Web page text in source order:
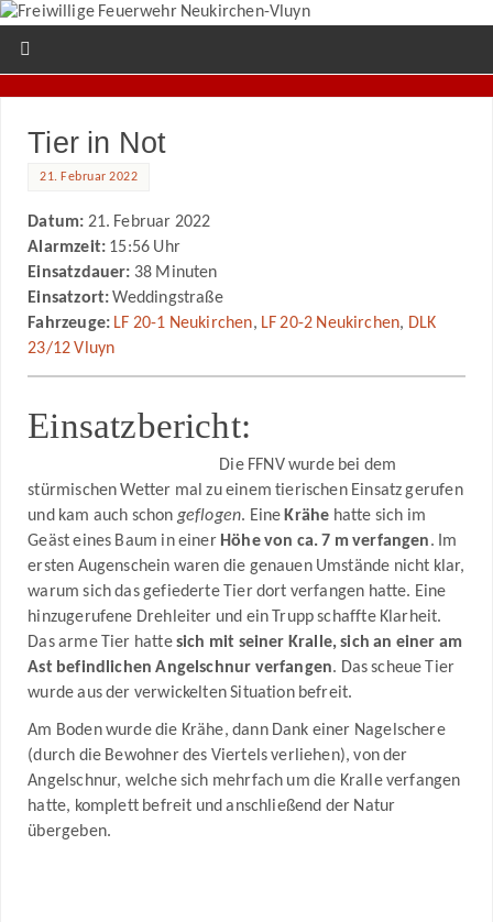
Tier in Not
21. Februar 2022
Datum: 21. Februar 2022
Alarmzeit: 15:56 Uhr
Einsatzdauer: 38 Minuten
Einsatzort:Weddingstraße
Fahrzeuge: LF 20-1 Neukirchen, LF 20-2 Neukirchen, DLK
23/12 Vluyn
Einsatzbericht:
Die FFNV wurde bei dem
stürmischen Wetter mal zu einem tierischen Einsatz gerufen
und kam auch schon geflogen. Eine Krähe hatte sich im
Geäst eines Baum in einer Höhe von ca. 7 m verfangen. Im
ersten Augenschein waren die genauen Umstände nicht klar,
warum sich das gefiederte Tier dort verfangen hatte. Eine
hinzugerufene Drehleiter und ein Trupp schaffte Klarheit.
Das arme Tier hattesich mit seiner Kralle, sich an einer am
Ast befindlichen Angelschnur verfangen. Das scheue Tier
wurde aus der verwickelten Situation befreit.
Am Boden wurde die Krähe, dann Dank einer Nagelschere
(durch die Bewohner des Viertels verliehen), von der
Angelschnur, welche sich mehrfach um die Kralle verfangen
hatte, komplett befreit und anschließend der Natur
übergeben.
Eine Krähe hatte sich samt Angelschnur im Geäst eines
Baumes verfangen